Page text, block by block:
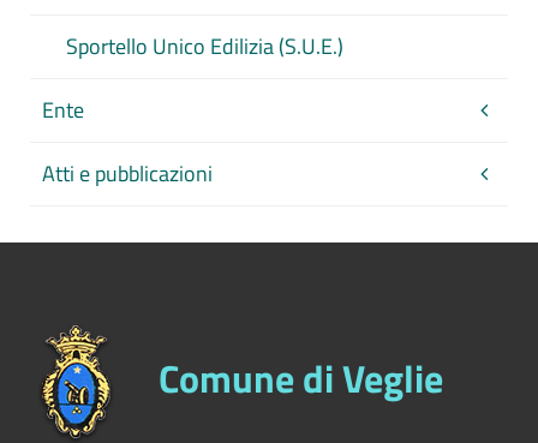
Sportello Unico Edilizia (S.U.E.)
Ente
Atti e pubblicazioni
Comune di Veglie